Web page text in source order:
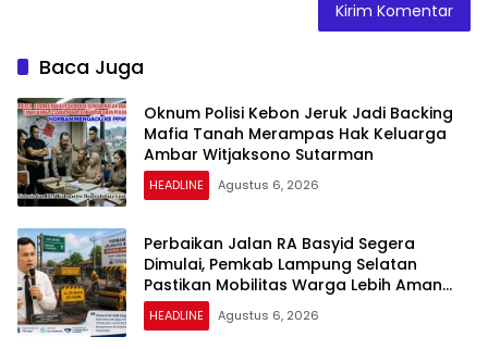
Baca Juga
Oknum Polisi Kebon Jeruk Jadi Backing
Mafia Tanah Merampas Hak Keluarga
Ambar Witjaksono Sutarman
HEADLINE Agustus 6, 2026
Perbaikan Jalan RA Basyid Segera
Dimulai, Pemkab Lampung Selatan
Pastikan Mobilitas Warga Lebih Aman
dan Nyaman
HEADLINE Agustus 6, 2026